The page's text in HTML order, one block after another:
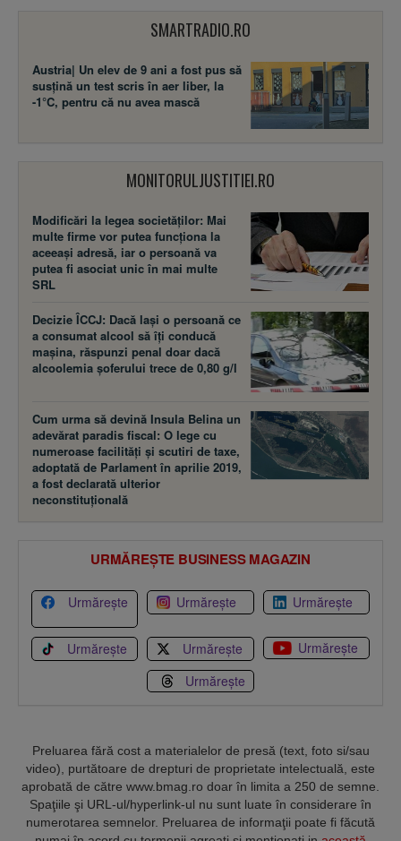
SMARTRADIO.RO
Austria| Un elev de 9 ani a fost pus să
susţină un test scris în aer liber, la
-1°C, pentru că nu avea mască
MONITORULJUSTITIEI.RO
Modificări la legea societăţilor: Mai
multe firme vor putea funcţiona la
aceeaşi adresă, iar o persoană va
putea fi asociat unic în mai multe
SRL
Decizie ÎCCJ: Dacă laşi o persoană ce
a consumat alcool să îţi conducă
maşina, răspunzi penal doar dacă
alcoolemia şoferului trece de 0,80 g/l
Cum urma să devină Insula Belina un
adevărat paradis fiscal: O lege cu
numeroase facilităţi şi scutiri de taxe,
adoptată de Parlament în aprilie 2019,
a fost declarată ulterior
neconstituţională
URMĂREȘTE BUSINESS MAGAZIN
Urmărește Urmărește Urmărește
Urmărește Urmărește
Urmărește
Urmărește
Preluarea fără cost a materialelor de presă (text, foto si/sau
video), purtătoare de drepturi de proprietate intelectuală, este
aprobată de către www.bmag.ro doar în limita a 250 de semne.
Spaţiile şi URL-ul/hyperlink-ul nu sunt luate în considerare în
numerotarea semnelor. Preluarea de informaţii poate fi făcută